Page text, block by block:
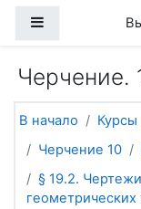
Боковая
Черчение.
В начало Курсы
Черчение 10
§ 19.2.
геометрических